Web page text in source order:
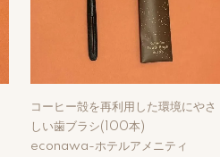
コーヒー殻を再利用した環境にやさ
しい歯ブラシ(100本)
econawa-ホテルアメニティ